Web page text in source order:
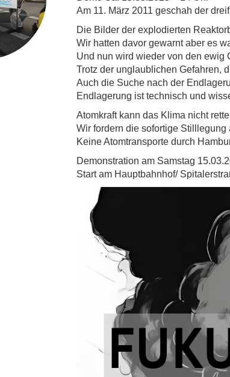
Am 11. März 2011 geschah der
Die Bilder der explodierten
Wir hatten davor gewarnt aber es
Und nun wird wieder von den ewig
Trotz der unglaublichen Gefahren,
Auch die Suche nach der
Endlagerung ist technisch und
Atomkraft kann das Klima nicht
Wir fordern die sofortige
Keine Atomtransporte durch
Demonstration am Samstag
Start am Hauptbahnhof/